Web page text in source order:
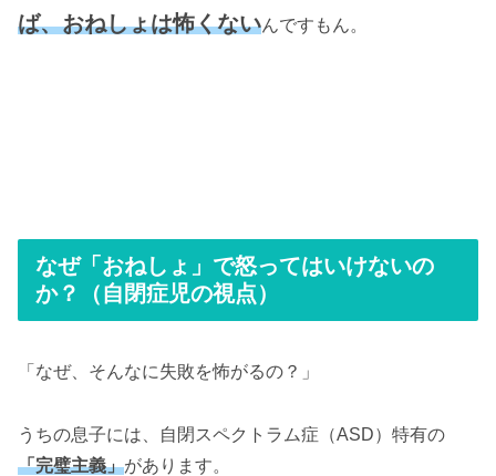
ば、おねしょは怖くないんですもん。
なぜ「おねしょ」で怒ってはいけないの
か？（自閉症児の視点）
「なぜ、そんなに失敗を怖がるの？」
うちの息子には、自閉スペクトラム症（ASD）特有の
「完璧主義」があります。